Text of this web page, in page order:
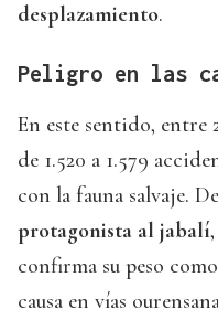
desplazamiento.
Peligro en las
En este sentido, entre
de 1.520 a 1.579
con la fauna salvaje.
protagonista al jabalí
confirma su peso
causa en vías